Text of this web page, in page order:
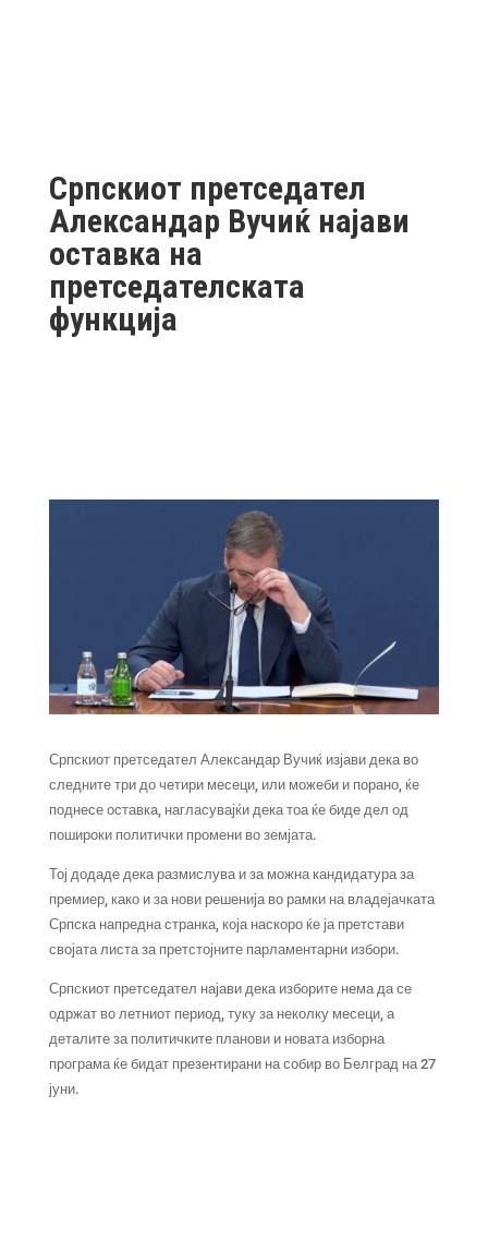
Српскиот претседател
Александар Вучиќ најави
оставка на
претседателската
функција
Српскиот претседател Александар Вучиќ изјави дека во
следните три до четири месеци, или можеби и порано, ќе
поднесе оставка, нагласувајќи дека тоа ќе биде дел од
пошироки политички промени во земјата.
Тој додаде дека размислува и за можна кандидатура за
премиер, како и за нови решенија во рамки на владејачката
Српска напредна странка, која наскоро ќе ја претстави
својата листа за претстојните парламентарни избори.
Српскиот претседател најави дека изборите нема да се
одржат во летниот период, туку за неколку месеци, а
деталите за политичките планови и новата изборна
програма ќе бидат презентирани на собир во Белград на 27
јуни.